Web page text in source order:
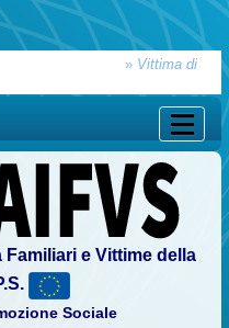
» Vittima di
e Vittime della
Sociale